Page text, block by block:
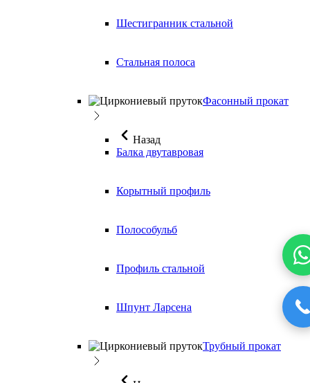
Шестигранник стальной
Стальная полоса
Фасонный прокат
Назад
Балка двутавровая
Корытный профиль
Полособульб
Профиль стальной
Шпунт Ларсена
Трубный прокат